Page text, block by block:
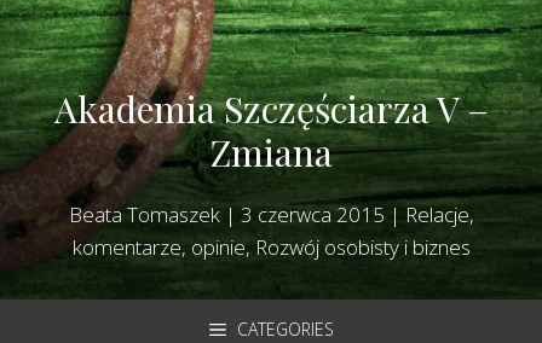
Akademia Szczęściarza V –
Zmiana
Beata Tomaszek| 3 czerwca 2015 | Relacje,
komentarze, opinie, Rozwój osobisty i biznes
CATEGORIES